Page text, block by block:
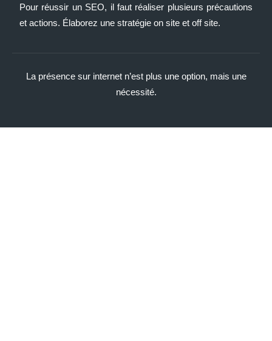
Pour réussir un SEO, il faut réaliser plusieurs précautions
et actions. Élaborez une stratégie on site et off site.
La présence sur internet n’est plus une option, mais une
nécessité.